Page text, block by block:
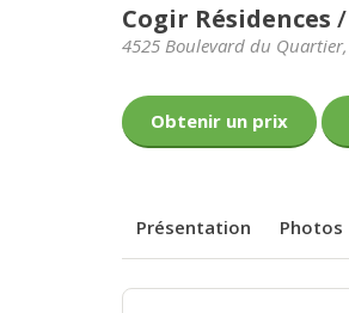
Cogir Résidences /
4525 Boulevard du Quartier,
Obtenir un prix
Présentation Photos